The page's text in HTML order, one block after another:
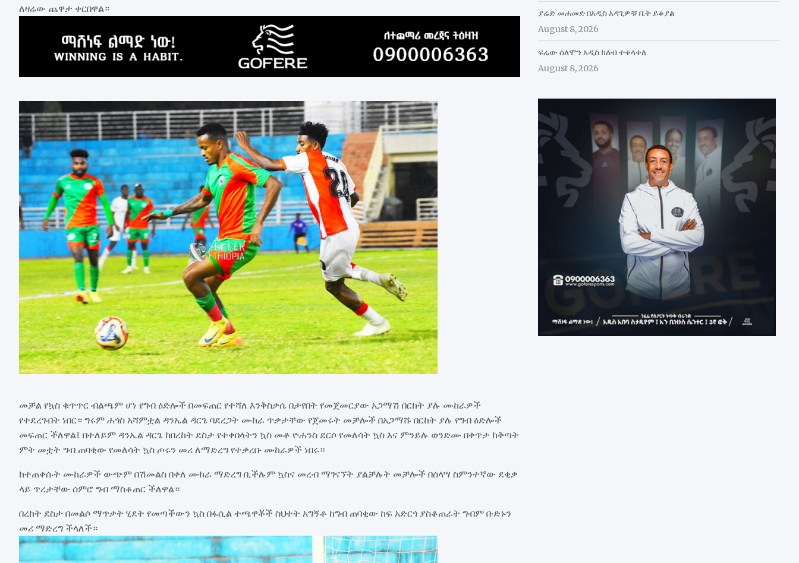
ለዛሬው ጨዋታ ቀርበዋል።
መቻል የኳስ ቁጥጥር ብልጫም ሆነ የግብ ዕድሎች በመፍጠር የተሻለ እንቅስቃሴ በታየበት የመጀመርያው አጋማሽ በርከት ያሉ ሙከራዎች
የተደረጉበት ነበር። ግሩም ሐጎስ አሻምቷል ዳንኤል ዳርጌ ባደረጋት ሙከራ ጥቃታቸው የጀመሩት መቻሎች በአጋማሹ በርከት ያሉ የግብ ዕድሎች
መፍጠር ችለዋል፤ በተለይም ዳንኤል ዳርጌ ከበረከት ደስታ የተቀበላትን ኳስ መቶ ዮሐንስ ደርሶ የመለሳት ኳስ እና ምንይሉ ወንድሙ በቀጥታ ከቅጣት
ምት መቷት ግብ ጠባቂው የመለሳት ኳስ ጦሩን መሪ ለማድረግ የተቃረቡ ሙከራዎች ነበሩ።
ከተጠቀሱት ሙከራዎች ውጭም በሽመልስ በቀለ ሙከራ ማድረግ ቢችሉም ኳስና መረብ ማገናኘት ያልቻሉት መቻሎች በሰላሣ ስምንተኛው ደቂቃ
ላይ ጥረታቸው ሰምሮ ግብ ማስቆጠር ችለዋል።
በረከት ደስታ በመልሶ ማጥቃት ሂደት የመጣችውን ኳስ በፋሲል ተጫዋቾች ስህተት አግኝቶ ከግብ ጠባቂው ከፍ አድርጎ ያስቆጠራት ግብም ቡድኑን
መሪ ማድረግ ችላለች።
ያሬድ መሐመድ በአዲስ አዳጊዎቹ ቤት ይቆያል
August 8, 2026
ፍሬው ሰለሞን አዲስ ክለብ ተቀላቀለ
August 8, 2026